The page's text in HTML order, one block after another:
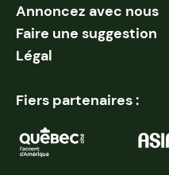
Annoncez avec nous
Faire une suggestion
Légal
Fiers partenaires :